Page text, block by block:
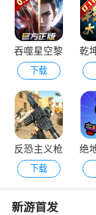
吞噬星空黎
明游戏
下载
乾
反恐主义枪
战射击
下载
绝
新游首发